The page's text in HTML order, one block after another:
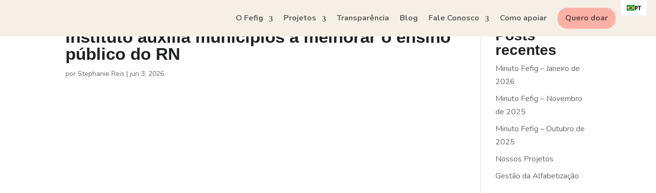
O Fefig Projetos Transparência Blog Fale Conosco Como apoiar Quero doar
PT
Instituto auxilia municípios a melhorar o ensino
público do RN
porStephanie Reis |jun 3, 2026
Posts
recentes
Minuto Fefig – Janeiro de
2026
Minuto Fefig – Novembro
de 2025
Minuto Fefig – Outubro de
2025
Nossos Projetos
Gestão da Alfabetização